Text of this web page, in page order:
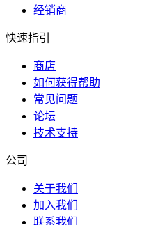
经销商
快速指引
商店
如何获得帮助
常见问题
论坛
技术支持
公司
关于我们
加入我们
联系我们